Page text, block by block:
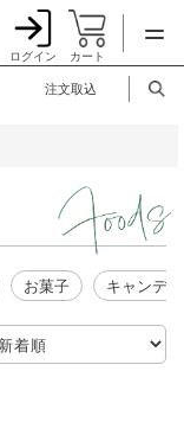
ログイン カート
注文取込
お菓子 キャンディ